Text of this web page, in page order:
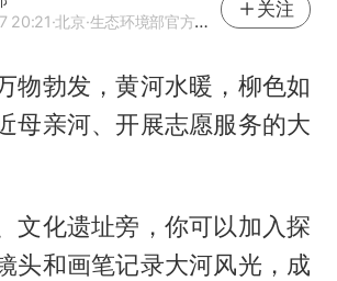
20:21·北京·生态环境部官方网易号
关注
物勃发，黄河水暖，柳色如
母亲河、开展志愿服务的大
文化遗址旁，你可以加入探
头和画笔记录大河风光，成